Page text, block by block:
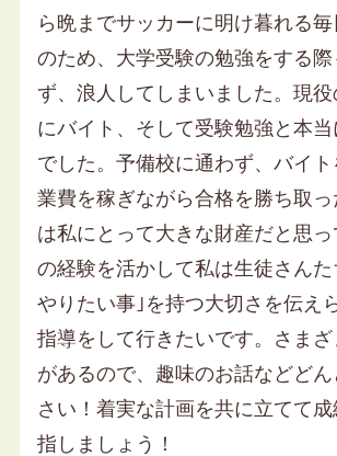
ら晩までサッカーに明け暮れる
のため、大学受験の勉強をする
ず、浪人してしまいました。現
にバイト、そして受験勉強と本当
でした。予備校に通わず、バイ
業費を稼ぎながら合格を勝ち取
は私にとって大きな財産だと思
の経験を活かして私は生徒さん
やりたい事｣を持つ大切さを伝え
指導をして行きたいです。さま
があるので、趣味のお話などど
さい！着実な計画を共に立てて
指しましょう！